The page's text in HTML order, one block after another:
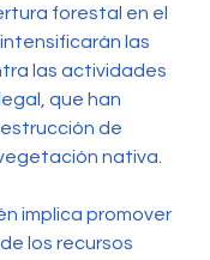
forestal en el
las
las actividades
que han
de
nativa.
implica promover
los recursos